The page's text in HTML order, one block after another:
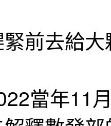
前去給
當年11